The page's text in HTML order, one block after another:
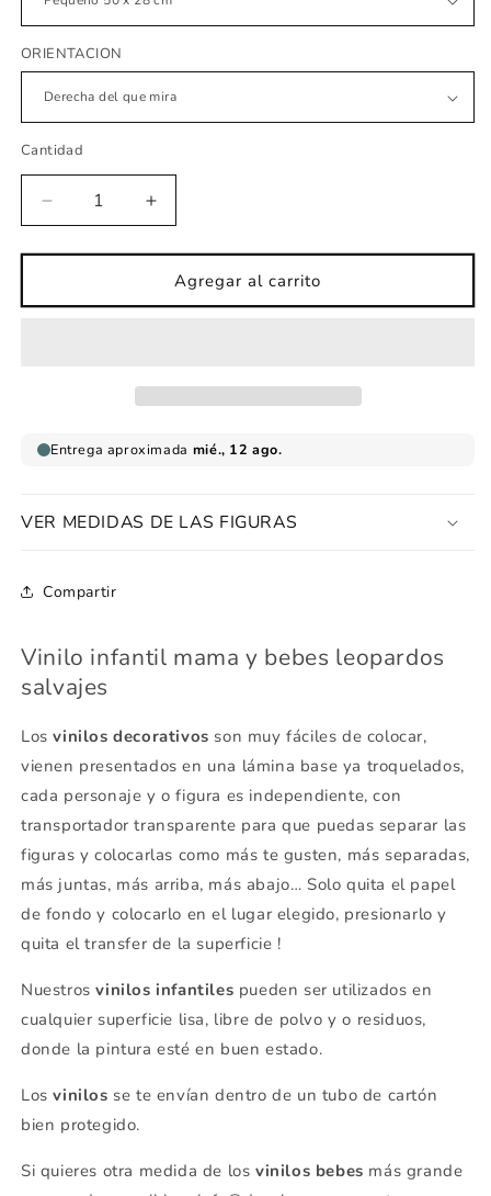
ORIENTACION
Cantidad
Reducir
cantidad
para
infantil
Aumentar
cantidad
para
Vinilo
infantil
Agregar al carrito
VER MEDIDAS DE LAS FIGURAS
Compartir
Vinilo infantil mama y bebes leopardos
salvajes
Losvinilos decorativos son muy fáciles de colocar,
vienen presentados en una lámina base ya troquelados,
cada personaje y o figura es independiente, con
transportador transparente para que puedas separar las
figuras y colocarlas como más te gusten, más separadas,
más juntas, más arriba, más abajo… Solo quita el papel
de fondo y colocarlo en el lugar elegido, presionarlo y
quita el transfer de la superficie !
Nuestrosvinilos infantiles pueden ser utilizados en
cualquier superficie lisa, libre de polvo y o residuos,
donde la pintura esté en buen estado.
Losvinilos se te envían dentro de un tubo de cartón
bien protegido.
Si quieres otra medida de los vinilos bebes más grande